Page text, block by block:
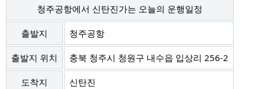
청주공항에서 신탄진가는 오늘의 운행일정
출발지 청주공항
출발지 위치 충북 청주시 청원구 내수읍 입상리 256-2
도착지 신탄진